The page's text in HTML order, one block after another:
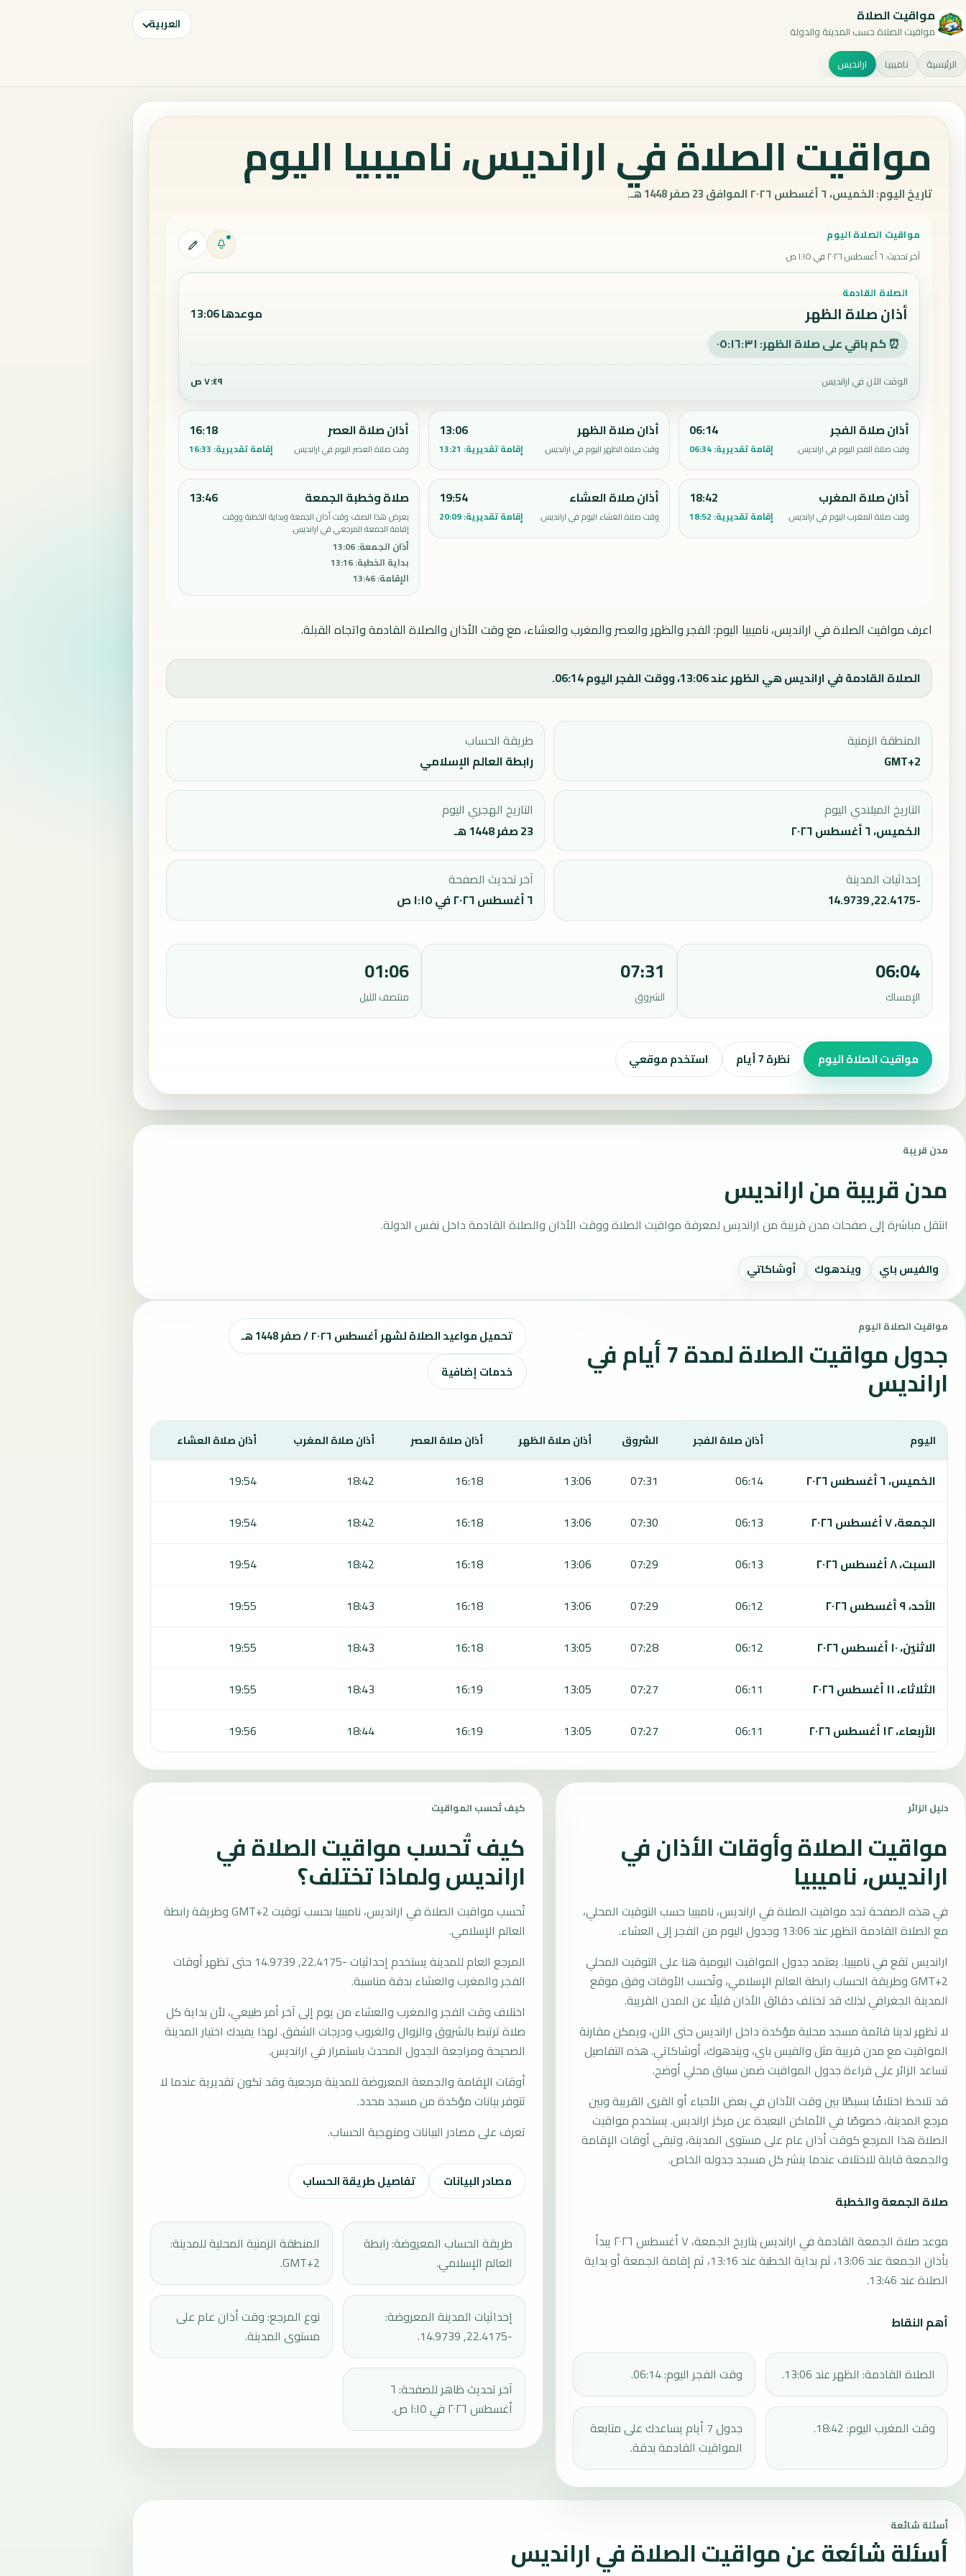
مواقيت الصلاة
مواقيت الصلاة حسب المدينة والدولة العربية
الرئيسية ناميبيا ارانديس
مواقيت الصلاة في ارانديس، ناميبيا اليوم
تاريخ اليوم: الخميس، ٦ أغسطس ٢٠٢٦ الموافق 23 صفر 1448 هـ.
مواقيت الصلاة اليوم
آخر تحديث: ٦ أغسطس ٢٠٢٦ في ١:١٥ ص
الصلاة القادمة
أذان صلاة الظهر موعدها 13:06
⏰ كم باقي على صلاة الظهر: ٠٥:١٦:٣٠
الوقت الآن في ارانديس ٧:٤٩ ص
أذان صلاة الفجر
وقت صلاة الفجر اليوم في ارانديس.
06:14
إقامة تقديرية:06:34
أذان صلاة الظهر
وقت صلاة الظهر اليوم في ارانديس.
13:06
إقامة تقديرية: 13:21
أذان صلاة العصر
وقت صلاة العصر اليوم في ارانديس.
16:18
إقامة تقديرية: 16:33
أذان صلاة المغرب
وقت صلاة المغرب اليوم في ارانديس.
18:42
إقامة تقديرية: 18:52
أذان صلاة العشاء
وقت صلاة العشاء اليوم في ارانديس.
19:54
إقامة تقديرية:20:09
صلاة وخطبة الجمعة
يعرض هذا الصف وقت أذان الجمعة وبداية الخطبة ووقت
إقامة الجمعة المرجعي في ارانديس.
أذان الجمعة:
13:06
بداية الخطبة:
13:16
الإقامة:
13:46
13:46
اعرف مواقيت الصلاة في ارانديس، ناميبيا اليوم: الفجر والظهر والعصر والمغرب والعشاء، مع وقت الأذان والصلاة القادمة واتجاه القبلة.
الصلاة القادمة في ارانديس هي الظهر عند 13:06، ووقت الفجر اليوم 06:14.
المنطقة الزمنية
GMT+2
طريقة الحساب
رابطة العالم الإسلامي
التاريخ الميلادي اليوم
الخميس، ٦ أغسطس ٢٠٢٦
التاريخ الهجري اليوم
23 صفر 1448 هـ
إحداثيات المدينة
-22.4175, 14.9739
آخر تحديث الصفحة
٦ أغسطس ٢٠٢٦ في ١:١٥ ص
06:04
الإمساك
07:31
الشروق
01:06
منتصف الليل
مواقيت الصلاة اليوم نظرة 7 أيام استخدم موقعي
مدن قريبة
مدن قريبة من ارانديس
انتقل مباشرة إلى صفحات مدن قريبة من ارانديس لمعرفة مواقيت الصلاة ووقت الأذان والصلاة القادمة داخل نفس الدولة.
والفيس باي ويندهوك أوشاكاتي
مواقيت الصلاة اليوم
جدول مواقيت الصلاة لمدة 7 أيام في
ارانديس
تحميل مواعيد الصلاة لشهر أغسطس ٢٠٢٦ / صفر 1448 هـ
خدمات إضافية
يعرض هذا الجدول مواقيت الصلاة لمدة 7 أيام في ارانديس، بما يشمل الفجر والشروق والظهر والعصر والمغرب والعشاء.
اليوم أذان صلاة الفجر الشروق أذان صلاة الظهر أذان صلاة العصر أذان صلاة المغرب أذان صلاة العشاء
الخميس، ٦ أغسطس ٢٠٢٦ 06:14
07:31
13:06
16:18
18:42
19:54
الجمعة، ٧ أغسطس ٢٠٢٦
06:13
07:30
13:06
16:18
18:42
19:54
السبت، ٨ أغسطس ٢٠٢٦
06:13
07:29
13:06
16:18
18:42
19:54
الأحد، ٩ أغسطس ٢٠٢٦
06:12
07:29
13:06
16:18
18:43
19:55
الاثنين، ١٠ أغسطس ٢٠٢٦
06:12
07:28
13:05
16:18
18:43
19:55
الثلاثاء، ١١ أغسطس ٢٠٢٦
06:11
07:27
13:05
16:19
18:43
19:55
الأربعاء، ١٢ أغسطس ٢٠٢٦
06:11
07:27
13:05
16:19
18:44
19:56
دليل الزائر
مواقيت الصلاة وأوقات الأذان في
ارانديس، ناميبيا
في هذه الصفحة تجد مواقيت الصلاة في ارانديس، ناميبيا حسب التوقيت المحلي،
مع الصلاة القادمة الظهر عند 13:06 وجدول اليوم من الفجر إلى العشاء.
ارانديس تقع في ناميبيا. يعتمد جدول المواقيت اليومية هنا على التوقيت المحلي
GMT+2 وطريقة الحساب رابطة العالم الإسلامي، وتُحسب الأوقات وفق موقع
المدينة الجغرافي لذلك قد تختلف دقائق الأذان قليلًا عن المدن القريبة.
لا تظهر لدينا قائمة مسجد محلية مؤكدة داخل ارانديس حتى الآن، ويمكن مقارنة
المواقيت مع مدن قريبة مثل والفيس باي، ويندهوك، أوشاكاتي. هذه التفاصيل
تساعد الزائر على قراءة جدول المواقيت ضمن سياق محلي أوضح.
قد تلاحظ اختلافًا بسيطًا بين وقت الأذان في بعض الأحياء أو القرى القريبة وبين
مرجع المدينة، خصوصًا في الأماكن البعيدة عن مركز ارانديس. يستخدم مواقيت
الصلاة هذا المرجع كوقت أذان عام على مستوى المدينة، وتبقى أوقات الإقامة
والجمعة قابلة للاختلاف عندما ينشر كل مسجد جدوله الخاص.
صلاة الجمعة والخطبة
موعد صلاة الجمعة القادمة في ارانديس بتاريخ الجمعة، ٧ أغسطس ٢٠٢٦ يبدأ
بأذان الجمعة عند 13:06، ثم بداية الخطبة عند 13:16، ثم إقامة الجمعة أو بداية
الصلاة عند 13:46.
أهم النقاط
الصلاة القادمة: الظهر عند 13:06. وقت الفجر اليوم: 06:14.
وقت المغرب اليوم: 18:42.
جدول 7 أيام يساعدك على متابعة
المواقيت القادمة بدقة.
كيف تُحسب المواقيت
كيف تُحسب مواقيت الصلاة في
ارانديس ولماذا تختلف؟
تُحسب مواقيت الصلاة في ارانديس، ناميبيا بحسب توقيت GMT+2 وطريقة رابطة
العالم الإسلامي.
المرجع العام للمدينة يستخدم إحداثيات -22.4175, 14.9739 حتى تظهر أوقات
الفجر والمغرب والعشاء بدقة مناسبة.
اختلاف وقت الفجر والمغرب والعشاء من يوم إلى آخر أمر طبيعي، لأن بداية كل
صلاة ترتبط بالشروق والزوال والغروب ودرجات الشفق. لهذا يفيدك اختيار المدينة
الصحيحة ومراجعة الجدول المحدث باستمرار في ارانديس.
أوقات الإقامة والجمعة المعروضة للمدينة مرجعية وقد تكون تقديرية عندما لا
تتوفر بيانات مؤكدة من مسجد محدد.
تعرف على مصادر البيانات ومنهجية الحساب.
مصادر البيانات تفاصيل طريقة الحساب
طريقة الحساب المعروضة: رابطة
العالم الإسلامي.
المنطقة الزمنية المحلية للمدينة:
GMT+2.
إحداثيات المدينة المعروضة:
-22.4175, 14.9739.
نوع المرجع: وقت أذان عام على
مستوى المدينة.
آخر تحديث ظاهر للصفحة: ٦
أغسطس ٢٠٢٦ في ١:١٥ ص.
أسئلة شائعة
أسئلة شائعة عن مواقيت الصلاة في ارانديس